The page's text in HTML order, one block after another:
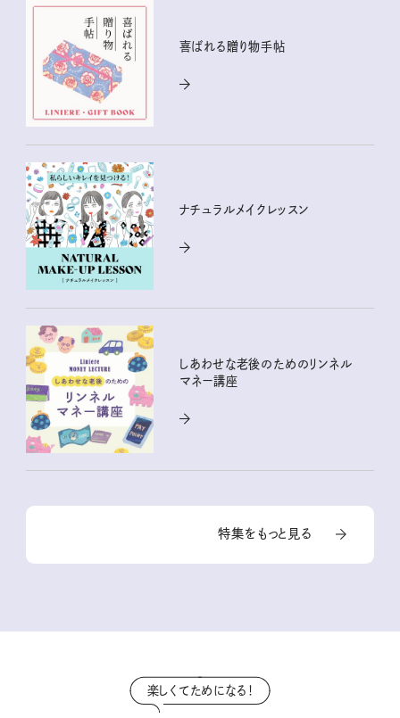
喜ばれる贈り物手帖
ナチュラルメイクレッスン
しあわせな老後のためのリンネル
マネー講座
特集をもっと見る
楽しくてためになる！